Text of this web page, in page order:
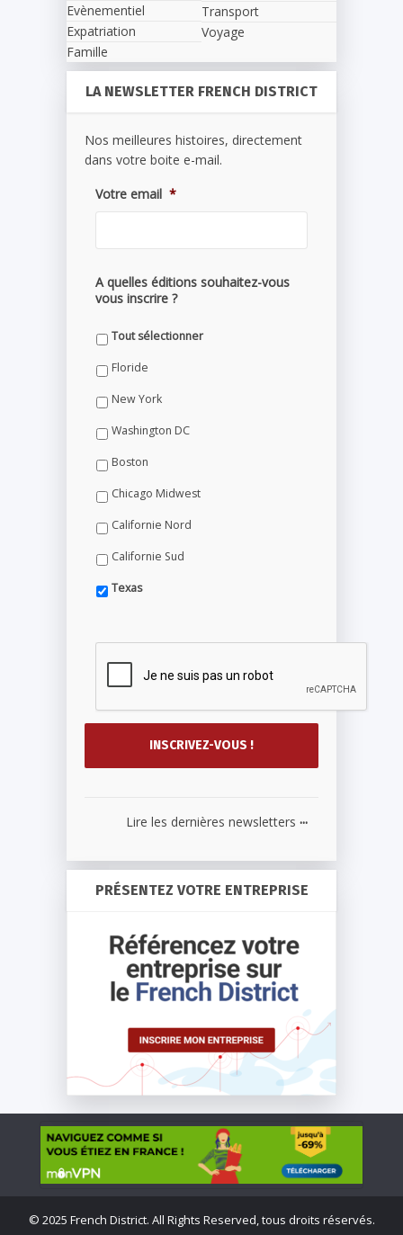
Evènementiel
Expatriation
Famille
Transport
Voyage
LA NEWSLETTER FRENCH DISTRICT
Nos meilleures histoires, directement
dans votre boite e-mail.
Votre email *
A quelles éditions souhaitez-vous
vous inscrire ?
Tout sélectionner
Floride
New York
Washington DC
Boston
Chicago Midwest
Californie Nord
Californie Sud
Texas
Lire les dernières newsletters ...
PRÉSENTEZ VOTRE ENTREPRISE
© 2025 French District. All Rights Reserved, tous droits réservés.